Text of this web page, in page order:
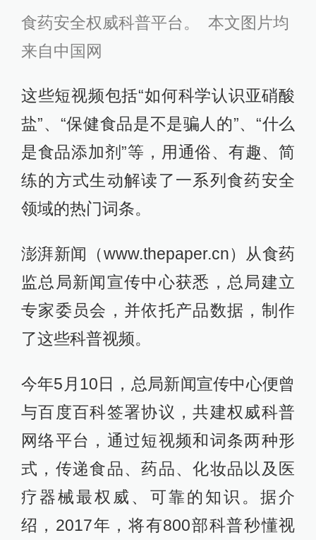
食药安全权威科普平台。 本文图片均
来自中国网
这些短视频包括“如何科学认识亚硝酸
盐”、“保健食品是不是骗人的”、“什么
是食品添加剂”等，用通俗、有趣、简
练的方式生动解读了一系列食药安全
领域的热门词条。
澎湃新闻（www.thepaper.cn）从食药
监总局新闻宣传中心获悉，总局建立
专家委员会，并依托产品数据，制作
了这些科普视频。
今年5月10日，总局新闻宣传中心便曾
与百度百科签署协议，共建权威科普
网络平台，通过短视频和词条两种形
式，传递食品、药品、化妆品以及医
疗器械最权威、可靠的知识。据介
绍，2017年，将有800部科普秒懂视